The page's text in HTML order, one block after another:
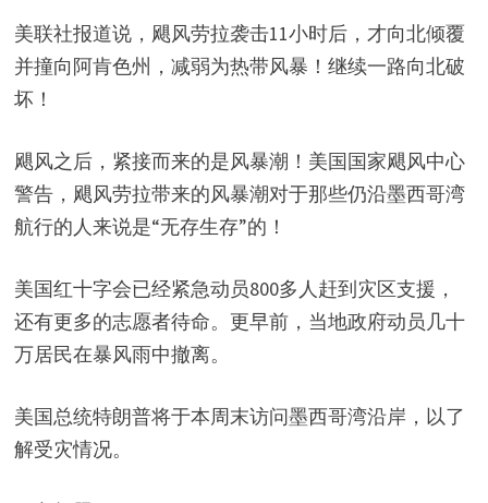
美联社报道说，飓风劳拉袭击11小时后，才向北倾覆
并撞向阿肯色州，减弱为热带风暴！继续一路向北破
坏！
飓风之后，紧接而来的是风暴潮！美国国家飓风中心
警告，飓风劳拉带来的风暴潮对于那些仍沿墨西哥湾
航行的人来说是“无存生存”的！
美国红十字会已经紧急动员800多人赶到灾区支援，
还有更多的志愿者待命。更早前，当地政府动员几十
万居民在暴风雨中撤离。
美国总统特朗普将于本周末访问墨西哥湾沿岸，以了
解受灾情况。